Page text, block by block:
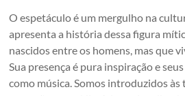
O espetáculo é um mergulho na
apresenta a história dessa figura
nascidos entre os homens, mas que
Sua presença é pura inspiração e
como música. Somos introduzidos às